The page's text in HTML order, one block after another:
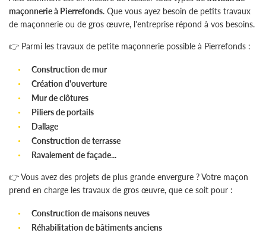
Générale
& Isolation
– Electricité
réalisations
Actualités
maçonnerie à Pierrefonds. Que vous ayez besoin de petits travaux
de maçonnerie ou de gros œuvre, l'entreprise répond à vos besoins.
👉 Parmi les travaux de petite maçonnerie possible à Pierrefonds :
Construction de mur
Création d'ouverture
Mur de clôtures
Piliers de portails
Dallage
Construction de terrasse
Ravalement de façade...
👉 Vous avez des projets de plus grande envergure ? Votre maçon
prend en charge les travaux de gros œuvre, que ce soit pour :
Construction de maisons neuves
Réhabilitation de bâtiments anciens